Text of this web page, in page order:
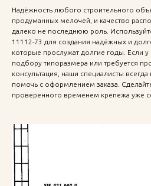
Надёжность любого строительного
продуманных мелочей, и качество
далеко не последнюю роль.
11112-73 для создания надёжных и
которые прослужат долгие годы. Если
подбору типоразмера или требуется
консультация, наши специалисты
помочь с оформлением заказа.
проверенного временем крепежа уже